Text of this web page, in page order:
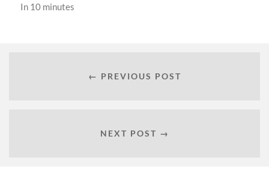
In 10 minutes
← PREVIOUS POST
NEXT POST →